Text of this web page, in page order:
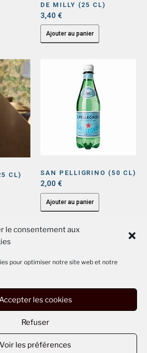
le consentement aux
pour optimiser notre site web et notre
Accepter les cookies
Refuser
Voir les préférences
DE MILLY (25 CL)
3,40 €
Ajouter au panier
CL) SAN PELLIGRINO (50 CL)
2,00 €
Ajouter au panier
LEGALES
(UE)